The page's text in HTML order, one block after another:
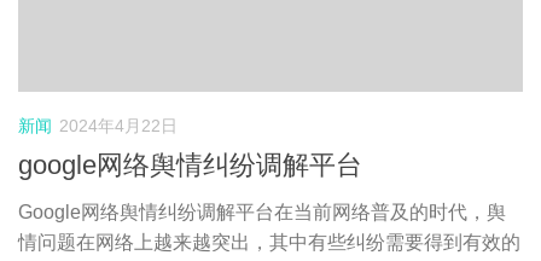
新闻 2024年4月22日
google网络舆情纠纷调解平台
Google网络舆情纠纷调解平台在当前网络普及的时代，舆
情问题在网络上越来越突出，其中有些纠纷需要得到有效的